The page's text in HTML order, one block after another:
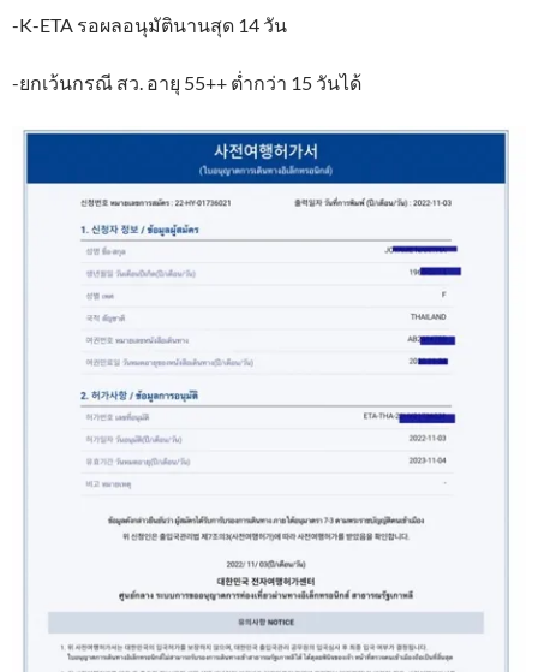
-K-ETA รอผลอนุมัตินานสุด 14 วัน
-ยกเว้นกรณี สว. อายุ 55++ ต่ำกว่า 15 วันได้